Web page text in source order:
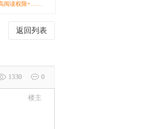
高阅读权限+……
返回列表
1330 0
楼主